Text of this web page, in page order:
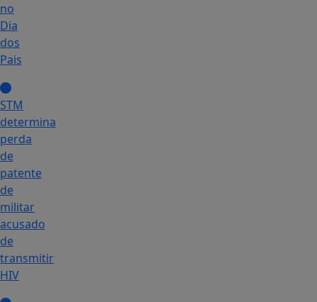
no
Dia
dos
Pais
STM
determina
perda
de
patente
de
militar
acusado
de
transmitir
HIV